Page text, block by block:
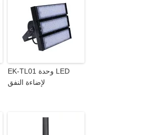
EK-TL01 وحدة LED
لإضاءة النفق